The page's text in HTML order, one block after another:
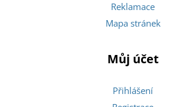
Reklamace
Mapa stránek
Můj účet
Přihlášení